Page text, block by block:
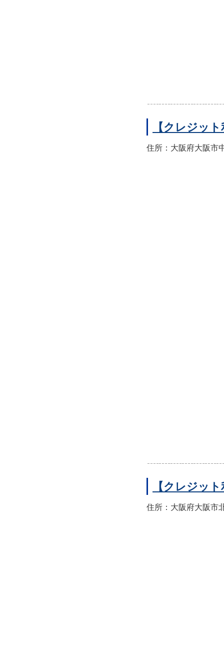
【クレジッ
住所：大阪府大阪市
【クレジッ
住所：大阪府大阪市